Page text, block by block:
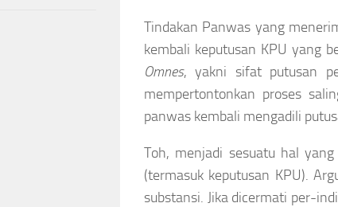
Tindakan Panwas yang
kembali keputusan KPU yang
Omnes, yakni sifat putusan
mempertontonkan proses
panwas kembali mengadili
Toh, menjadi sesuatu hal
(termasuk keputusan KPU).
substansi. Jika dicermati per-